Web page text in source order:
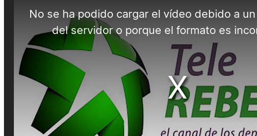
Cultura física
ENTREVISTAS
Esgrima
FUTBOL SALA
Gimnasia artistica
Gimnasia rítmica
Judo
Juegos Deportivos
MEDICINA DEL DEPORTE
MOTOCICLISMO
Natación
Natación artística